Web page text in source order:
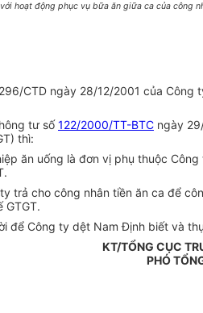
hoạt động phục vụ bữa ăn giữa ca của công
CTD ngày 28/12/2001 của
tư số122/2000/TT-BTC ngày
thì:
ăn uống là đơn vị phụ thuộc
trả cho công nhân tiền ăn ca để
GTGT.
để Công ty dệt Nam Định biết và
KT/TỔNG CỤC
PHÓ